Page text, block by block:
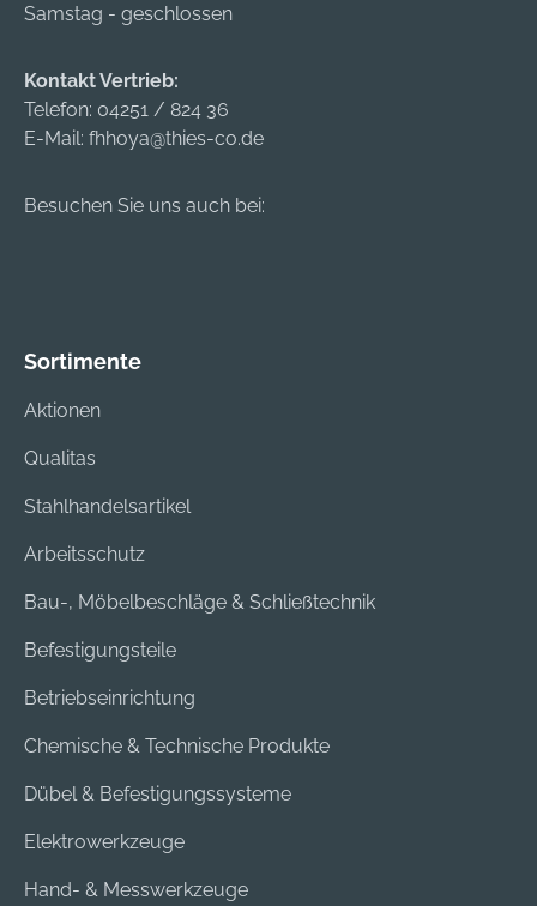
Samstag - geschlossen
Kontakt Vertrieb:
Telefon: 04251 / 824 36
E-Mail: fhhoya@thies-co.de
Besuchen Sie uns auch bei:
Sortimente
Aktionen
Qualitas
Stahlhandelsartikel
Arbeitsschutz
Bau-, Möbelbeschläge & Schließtechnik
Befestigungsteile
Betriebseinrichtung
Chemische & Technische Produkte
Dübel & Befestigungssysteme
Elektrowerkzeuge
Hand- & Messwerkzeuge